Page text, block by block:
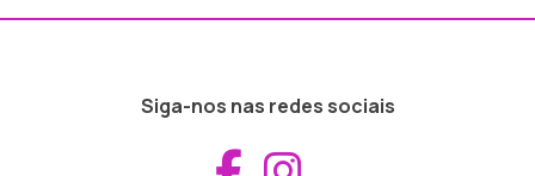
Siga-nos nas redes sociais